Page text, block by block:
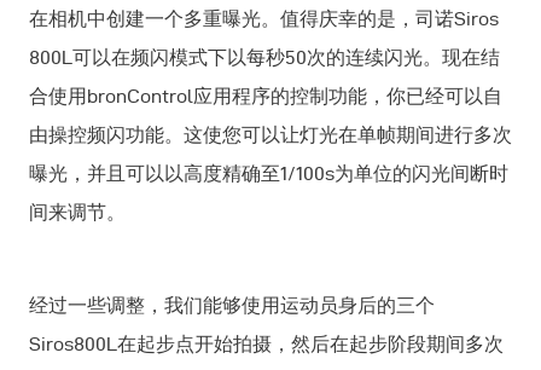
在相机中创建一个多重曝光。值得庆幸的是，司诺Siros
800L可以在频闪模式下以每秒50次的连续闪光。现在结
合使用bronControl应用程序的控制功能，你已经可以自
由操控频闪功能。这使您可以让灯光在单帧期间进行多次
曝光，并且可以以高度精确至1/100s为单位的闪光间断时
间来调节。
经过一些调整，我们能够使用运动员身后的三个
Siros800L在起步点开始拍摄，然后在起步阶段期间多次